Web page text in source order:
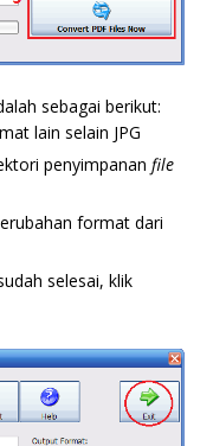
sebagai berikut:
lain selain JPG
penyimpanan file
format dari
selesai, klik